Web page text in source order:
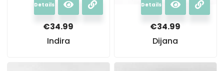
Details
€34.99
Indira
Details
€34.99
Dijana